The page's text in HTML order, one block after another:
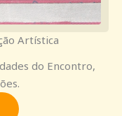
Artística
do Encontro,